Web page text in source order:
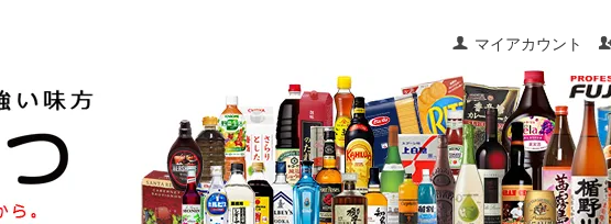
マイアカウント